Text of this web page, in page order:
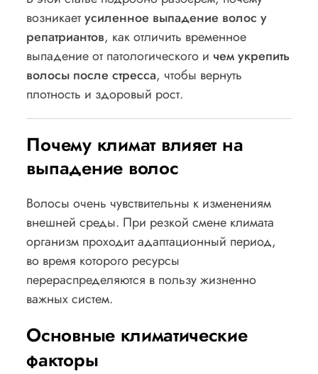
возникаетусиленное выпадение волос у
репатриантов, как отличить временное
выпадение от патологического и чем укрепить
волосы после стресса, чтобы вернуть
плотность и здоровый рост.
Почему климат влияет на
выпадение волос
Волосы очень чувствительны к изменениям
внешней среды. При резкой смене климата
организм проходит адаптационный период,
во время которого ресурсы
перераспределяются в пользу жизненно
важных систем.
Основные климатические
факторы